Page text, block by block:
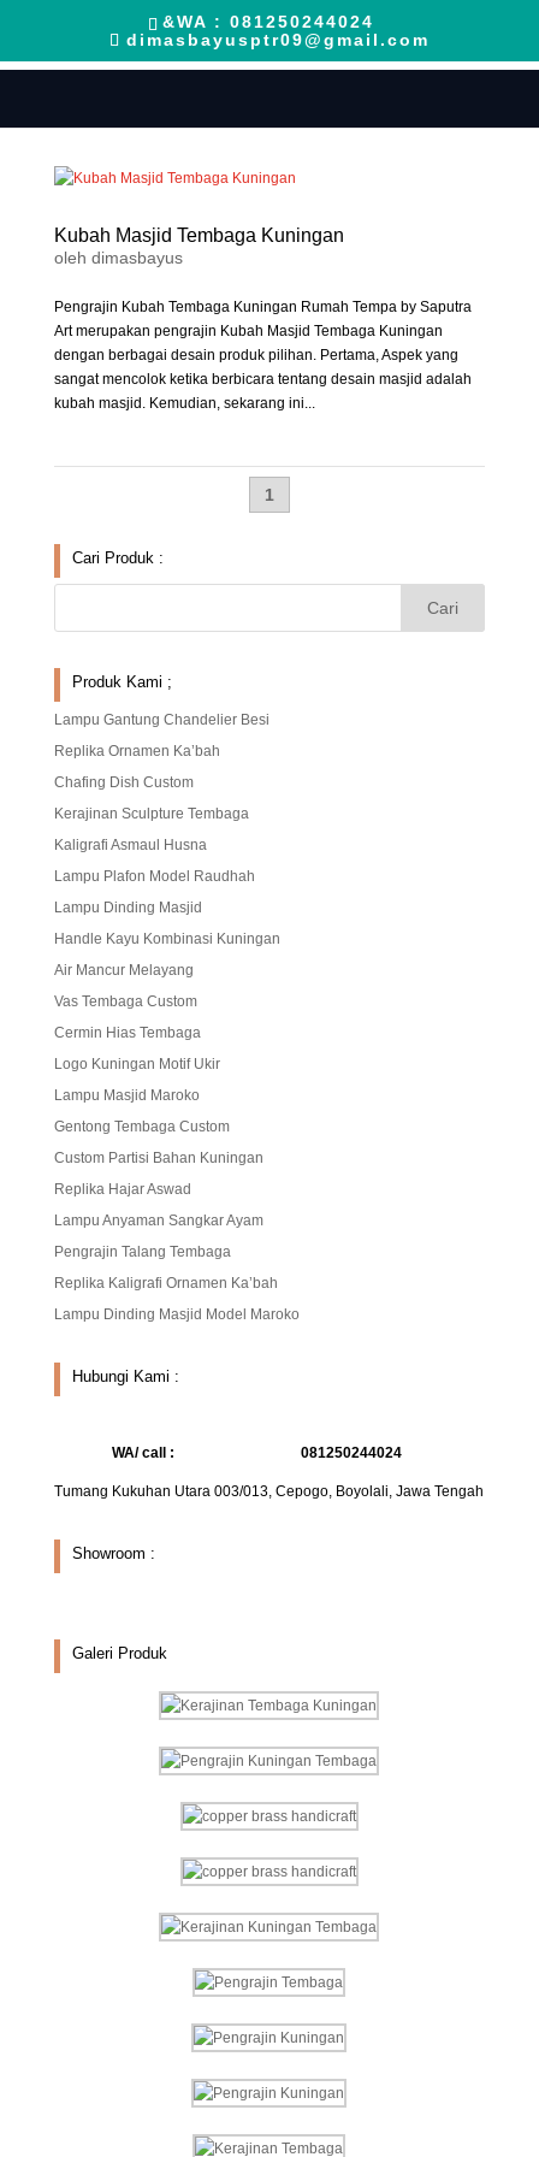
&WA : 081250244024
dimasbayusptr09@gmail.com
Kubah Masjid Tembaga Kuningan
oleh dimasbayus
Pengrajin Kubah Tembaga Kuningan Rumah Tempa by Saputra
Art merupakan pengrajin Kubah Masjid Tembaga Kuningan
dengan berbagai desain produk pilihan. Pertama, Aspek yang
sangat mencolok ketika berbicara tentang desain masjid adalah
kubah masjid. Kemudian, sekarang ini...
1
Cari Produk :
Produk Kami ;
Lampu Gantung Chandelier Besi
Replika Ornamen Ka’bah
Chafing Dish Custom
Kerajinan Sculpture Tembaga
Kaligrafi Asmaul Husna
Lampu Plafon Model Raudhah
Lampu Dinding Masjid
Handle Kayu Kombinasi Kuningan
Air Mancur Melayang
Vas Tembaga Custom
Cermin Hias Tembaga
Logo Kuningan Motif Ukir
Lampu Masjid Maroko
Gentong Tembaga Custom
Custom Partisi Bahan Kuningan
Replika Hajar Aswad
Lampu Anyaman Sangkar Ayam
Pengrajin Talang Tembaga
Replika Kaligrafi Ornamen Ka’bah
Lampu Dinding Masjid Model Maroko
Hubungi Kami :
WA/ call : 081250244024
Tumang Kukuhan Utara 003/013, Cepogo, Boyolali, Jawa Tengah
Showroom :
Galeri Produk